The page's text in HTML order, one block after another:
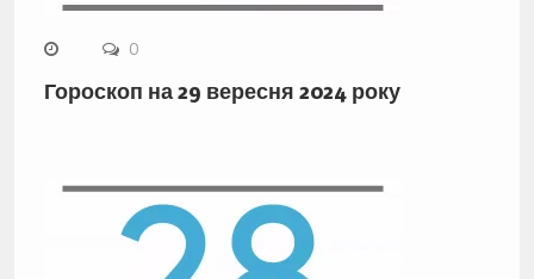
0
Гороскоп на 29 вересня 2024 року